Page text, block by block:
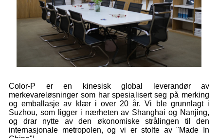
Color-P er en kinesisk global leverandør av
merkevareløsninger som har spesialisert seg på merking
og emballasje av klær i over 20 år. Vi ble grunnlagt i
Suzhou, som ligger i nærheten av Shanghai og Nanjing,
og drar nytte av den økonomiske strålingen til den
internasjonale metropolen, og vi er stolte av "Made In